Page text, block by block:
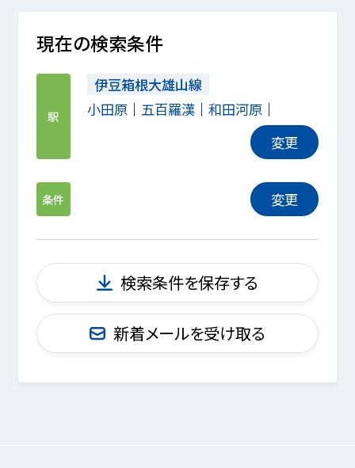
現在の検索条件
駅
伊豆箱根大雄山線
小田原
五百羅漢
和田河原
変更
条件 変更
検索条件を保存する
新着メールを受け取る